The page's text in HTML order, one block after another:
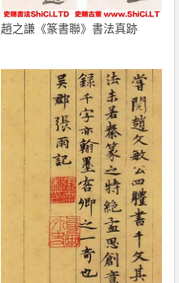
趙之謙《篆書聯》書法真跡